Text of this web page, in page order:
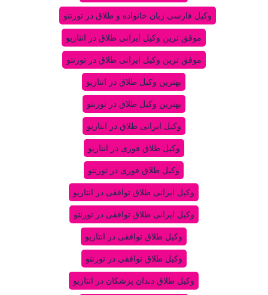
وکیل فارسی زبان خانواده و طلاق در تورنتو
موفق ترین وکیل ایرانی طلاق در انتاریو
موفق ترین وکیل ایرانی طلاق در تورنتو
بهترین وکیل طلاق در انتاریو
بهترین وکیل طلاق در تورنتو
وکیل ایرانی طلاق در انتاریو
وکیل طلاق فوری در انتاریو
وکیل طلاق فوری در تورنتو
وکیل ایرانی طلاق توافقی در انتاریو
وکیل ایرانی طلاق توافقی در تورنتو
وکیل طلاق توافقی در انتاریو
وکیل طلاق توافقی در تورنتو
وکیل طلاق دندان پزشکان در انتاریو